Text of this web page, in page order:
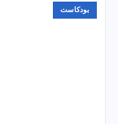
بودكاست